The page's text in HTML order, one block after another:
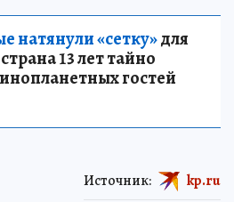
натянули «сетку»для
13 лет тайно
гостей
Источник: kp.ru